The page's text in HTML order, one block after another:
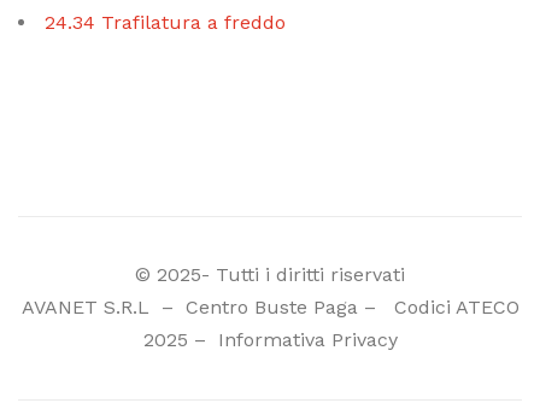
24.34 Trafilatura a freddo
© 2025- Tutti i diritti riservati
AVANET S.R.L
– Centro Buste Paga– Codici ATECO
2025 – Informativa Privacy